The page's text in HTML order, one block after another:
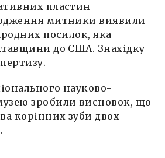
пластин
митники виявили
посилок, яка
до США. Знахідку
науково-
зробили висновок, що
корінних зуби двох
.